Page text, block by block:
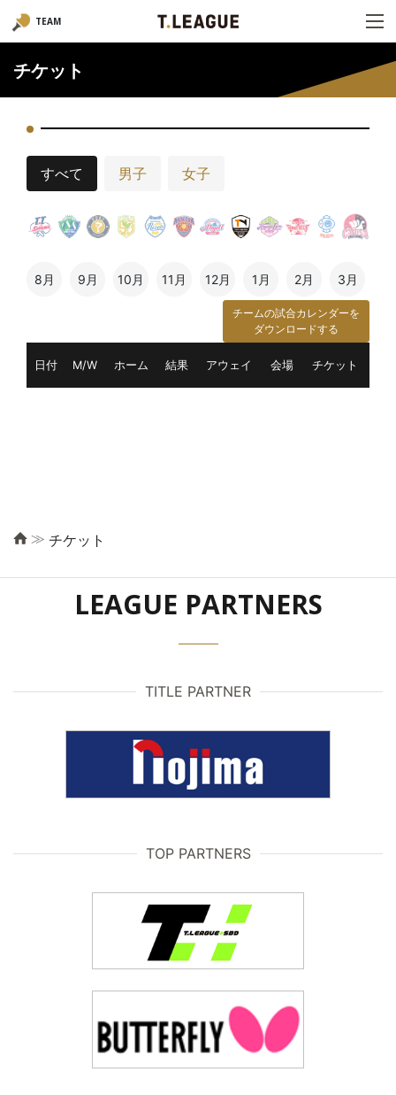
TEAM
チケット
すべて 男子 女子
8月 9月 10月 11月 12月 1月 2月 3月
チームの試合カレンダーを
ダウンロードする
日付 M/W ホーム 結果 アウェイ 会場 チケット
≫ チケット
LEAGUE PARTNERS
TITLE PARTNER
TOP PARTNERS